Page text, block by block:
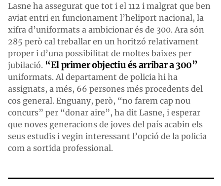
Lasne ha assegurat que tot i el 112 i malgrat que ben
aviat entri en funcionament l’heliport nacional, la
xifra d’uniformats a ambicionar és de 300. Ara són
285 però cal treballar en un horitzó relativament
proper i d’una possibilitat de moltes baixes per
jubilació. “El primer objectiu és arribar a 300”
uniformats. Al departament de policia hi ha
assignats, a més, 66 persones més procedents del
cos general. Enguany, però, “no farem cap nou
concurs” per “donar aire”, ha dit Lasne, i esperar
que noves generacions de joves del país acabin els
seus estudis i vegin interessant l’opció de la policia
com a sortida professional.